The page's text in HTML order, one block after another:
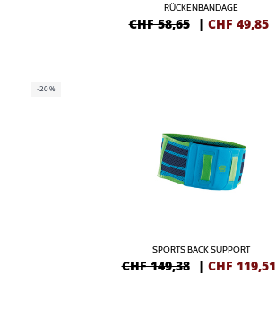
RÜCKENBANDAGE
CHF 58,65 | CHF 49,85
-20%
SPORTS BACK SUPPORT
CHF 149,38 | CHF 119,51